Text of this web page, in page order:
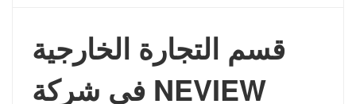
قسم التجارة الخارجية
في شركة NEVIEW